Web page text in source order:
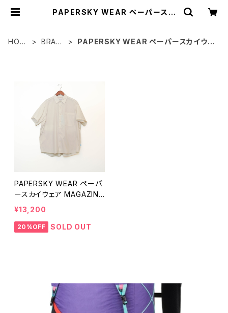
PAPERSKY WEAR ペーパースカ
HOM
BRAN
PAPERSKY WEAR ペーパースカイウェ
PAPERSKY WEAR ペーパ
ースカイウェア MAGAZINE
CHECK BIG HALF SHIRT
マガジンチェック ビッグシャ
ツ 半袖 PS251013
¥13,200
20%OFF SOLD OUT